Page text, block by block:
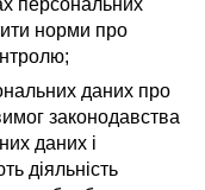
персональних
норми про
даних про
законодавства
даних і
діяльність